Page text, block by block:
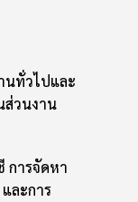
นทั่วไปและ
ส่วนงาน
การจัดหา
ละการ